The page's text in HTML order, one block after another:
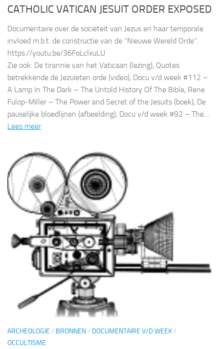
CATHOLIC VATICAN JESUIT ORDER EXPOSED
Documentaire over de sociëteit van Jezus en haar temporale
invloed m.b.t. de constructie van de “Nieuwe Wereld Orde”.
https://youtu.be/36FoLclxuLU
Zie ook: De tirannie van het Vaticaan (lezing), Quotes
betrekkende de Jezuïeten orde (video), Docu v/d week #112 –
A Lamp In The Dark – The Untold History Of The Bible, Rene
Fulop-Miller – The Power and Secret of the Jesuits (boek), De
pauselijke bloedlijnen (afbeelding), Docu v/d week #92 – The…
Lees meer
ARCHEOLOGIE / BRONNEN/ DOCUMENTAIRE V/D WEEK/
OCCULTISME